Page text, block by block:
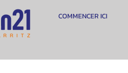
COMMENCER ICI